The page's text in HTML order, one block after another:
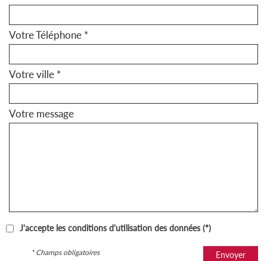
Votre Téléphone *
Votre ville *
Votre message
J'accepte les conditions d'utilisation des données (*)
Envoyer
* Champs obligatoires